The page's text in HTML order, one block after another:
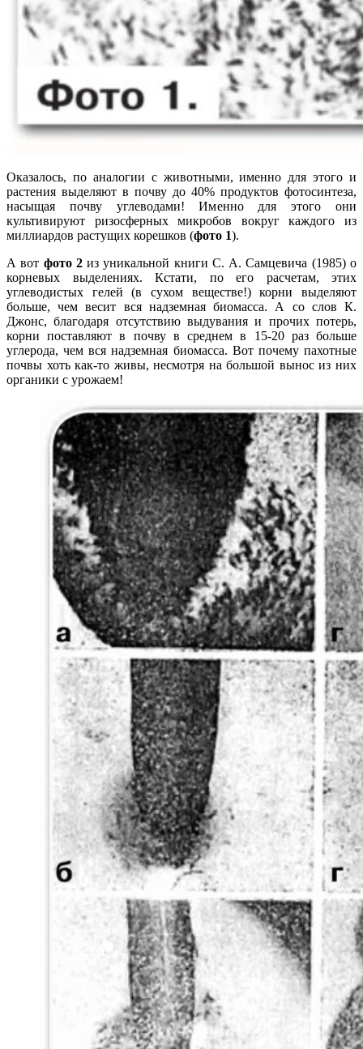
Оказалось, по аналогии с животными, именно для этого и
растения выделяют в почву до 40% продуктов фотосинтеза,
насыщая почву углеводами! Именно для этого они
культивируют ризосферных микробов вокруг каждого из
миллиардов растущих корешков (фото 1).
А вот фото 2из уникальной книги С. А. Самцевича (1985) о
корневых выделениях. Кстати, по его расчетам, этих
углеводистых гелей (в сухом веществе!) корни выделяют
больше, чем весит вся надземная биомасса. А со слов К.
Джонс, благодаря отсутствию выдувания и прочих потерь,
корни поставляют в почву в среднем в 15-20 раз больше
углерода, чем вся надземная биомасса. Вот почему пахотные
почвы хоть как-то живы, несмотря на большой вынос из них
органики с урожаем!